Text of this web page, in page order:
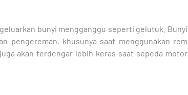
bunyi mengganggu seperti gelutuk. Bunyi
pengereman, khusunya saat menggunakan rem
akan terdengar lebih keras saat sepeda motor